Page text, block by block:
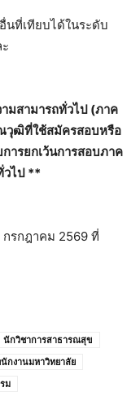
ที่เทียบได้ในระดับ
มสามารถทั่วไป (ภาค
วุฒิที่ใช้สมัครสอบหรือ
ารยกเว้นการสอบภาค
วไป **
กรกฎาคม 2569 ที่
นักวิชาการสาธารณสุข
กงานมหาวิทยาลัย
ม